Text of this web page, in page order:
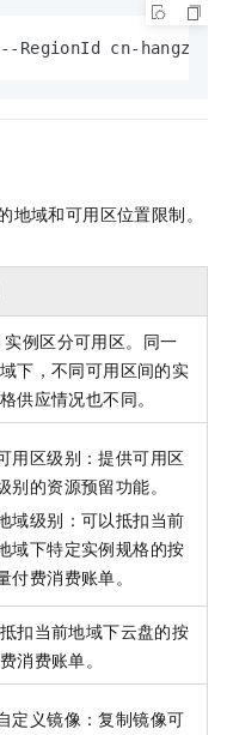
RegionId cn-
地域和可用区位置限制。
实例区分可用区。同一
下，不同可用区间的实
供应情况也不同。
用区级别：提供可用区
别的资源预留功能。
域级别：可以抵扣当前
域下特定实例规格的按
付费消费账单。
扣当前地域下云盘的按
消费账单。
定义镜像：复制镜像可